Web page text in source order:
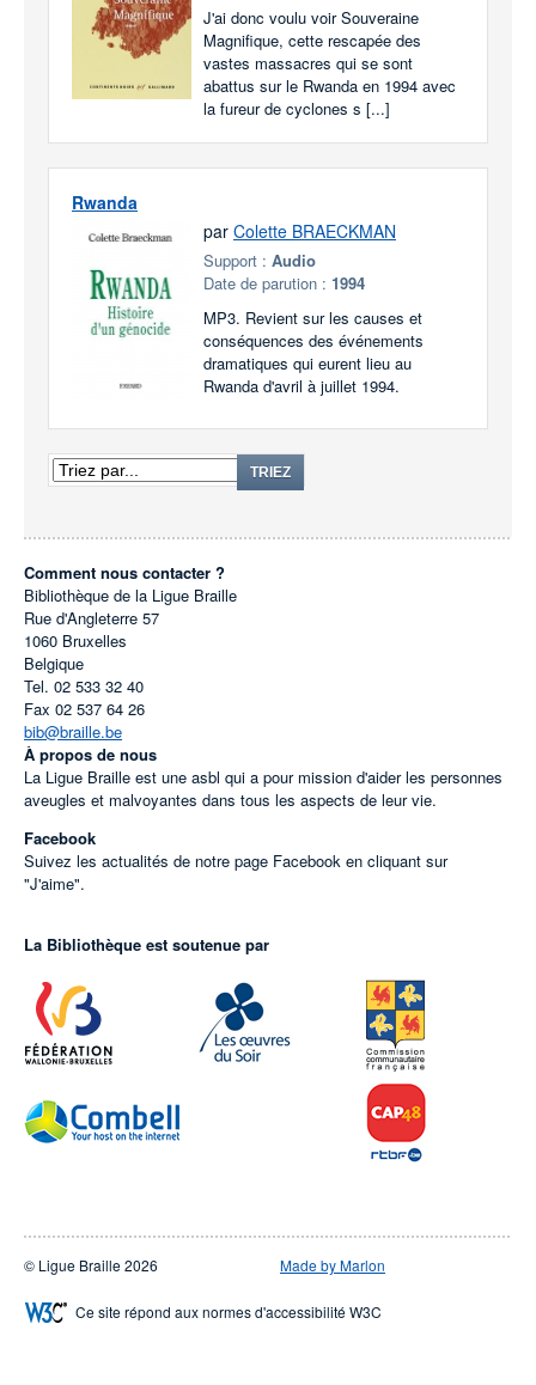
J'ai donc voulu voir Souveraine
Magnifique, cette rescapée des
vastes massacres qui se sont
abattus sur le Rwanda en 1994 avec
la fureur de cyclones s [...]
Rwanda
par Colette BRAECKMAN
Support : Audio
Date de parution : 1994
MP3. Revient sur les causes et
conséquences des événements
dramatiques qui eurent lieu au
Rwanda d'avril à juillet 1994.
TRIEZ
Comment nous contacter ?
Bibliothèque de la Ligue Braille
Rue d'Angleterre 57
1060 Bruxelles
Belgique
Tel. 02 533 32 40
Fax 02 537 64 26
bib@braille.be
À propos de nous
La Ligue Braille est une asbl qui a pour mission d'aider les personnes
aveugles et malvoyantes dans tous les aspects de leur vie.
Facebook
Suivez les actualités de notre page Facebook en cliquant sur
"J'aime".
La Bibliothèque est soutenue par
© Ligue Braille 2026 Made by Marlon
Ce site répond aux normes d'accessibilité W3C